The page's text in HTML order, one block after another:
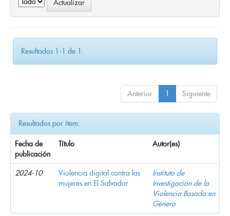
Resultados 1-1 de 1.
Anterior 1 Siguiente
Resultados por ítem:
Fecha de
publicación
Título Autor(es)
2024-10
Violencia digital contra las
mujeres en El Salvador
Instituto de
Investigación de la
Violencia Basada en
Género